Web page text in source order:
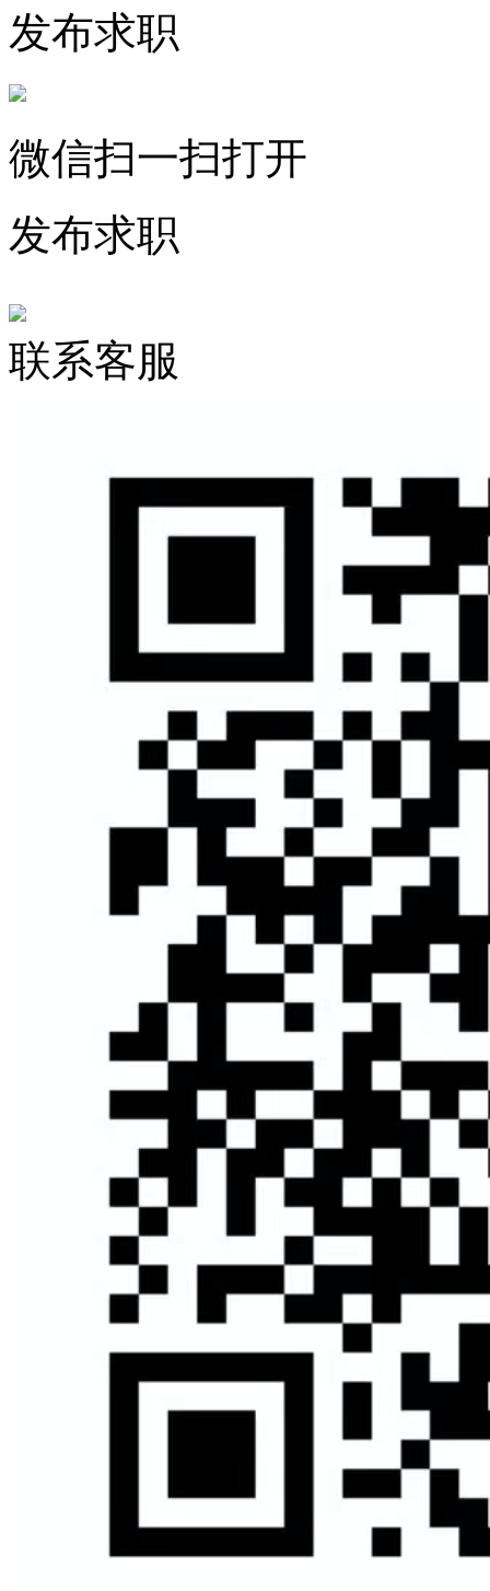
发布求职
微信扫一扫打开
发布求职
联系客服